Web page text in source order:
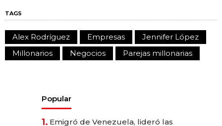
TAGS
Alex Rodríguez Empresas
Jennifer López
Millonarios
Negocios Parejas millonarias
Popular
1. Emigró de Venezuela, lideró las